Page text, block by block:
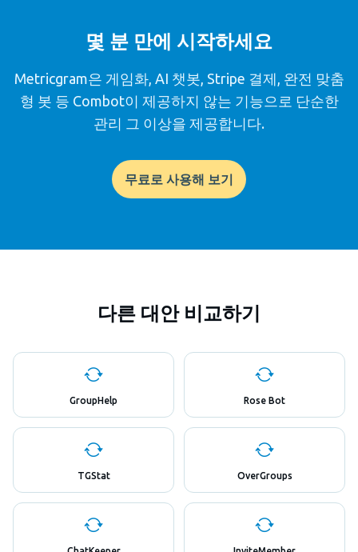
몇 분 만에 시작하세요
Metricgram은 게임화, AI 챗봇, Stripe 결제, 완전 맞춤
형 봇 등 Combot이 제공하지 않는 기능으로 단순한
관리 그 이상을 제공합니다.
무료로 사용해 보기
다른 대안 비교하기
GroupHelp Rose Bot
TGStat OverGroups